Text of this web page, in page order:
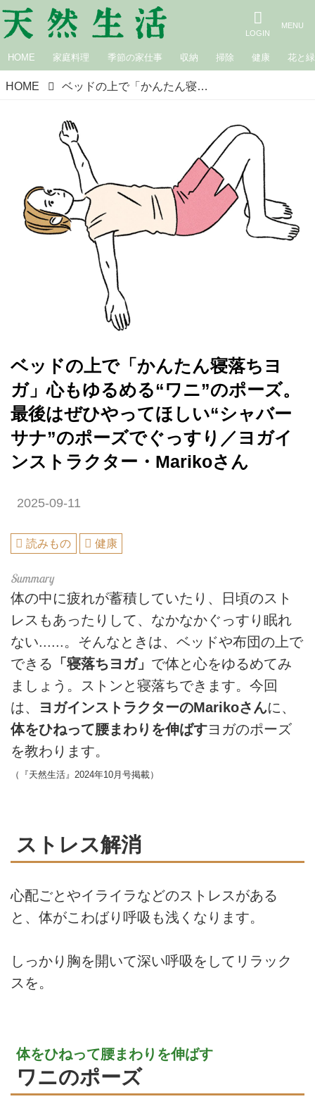
HOME 家庭料理 季節の家仕事 収納 掃除 健康 花と緑
HOME ベッドの上で「かんたん寝落ちヨガ」心もゆるめる“ワニ”のポーズ。最後はぜひやってほしい“シャバーサナ”のポーズでぐっすり／ヨガインストラクター・Marikoさん
ベッドの上で「かんたん寝落ちヨ
ガ」心もゆるめる“ワニ”のポーズ。
最後はぜひやってほしい“シャバー
サナ”のポーズでぐっすり／ヨガイ
ンストラクター・Marikoさん
2025-09-11
読みもの 健康
体の中に疲れが蓄積していたり、日頃のスト
レスもあったりして、なかなかぐっすり眠れ
ない......。そんなときは、ベッドや布団の上で
できる 「寝落ちヨガ」 で体と心をゆるめてみ
ましょう。ストンと寝落ちできます。今回
は、
ヨガインストラクターのMarikoさんに、
体をひねって腰まわりを伸ばすヨガのポーズ
を教わります。
（『天然生活』2024年10月号掲載）
ストレス解消
心配ごとやイライラなどのストレスがある
と、体がこわばり呼吸も浅くなります。
しっかり胸を開いて深い呼吸をしてリラック
スを。
体をひねって腰まわりを伸ばす
ワニのポーズ